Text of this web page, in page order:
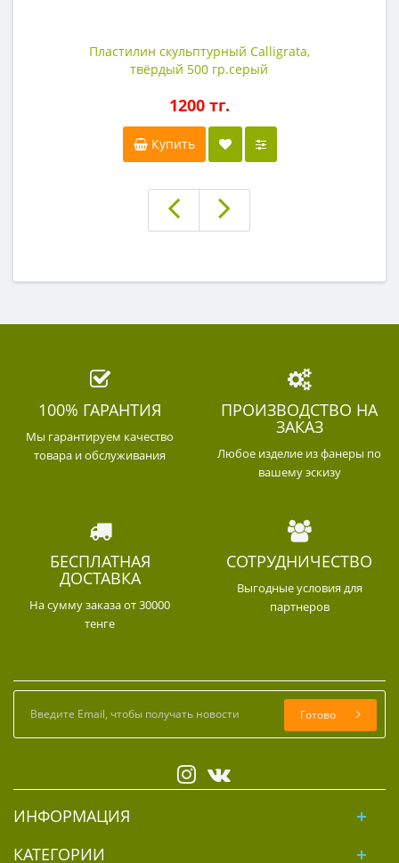
Пластилин скульптурный Calligrata,
твёрдый 500 гр.серый
1200 тг.
Купить
100% ГАРАНТИЯ
Мы гарантируем качество
товара и обслуживания
ПРОИЗВОДСТВО НА
ЗАКАЗ
Любое изделие из фанеры по
вашему эскизу
БЕСПЛАТНАЯ
ДОСТАВКА
На сумму заказа от 30000
тенге
СОТРУДНИЧЕСТВО
Выгодные условия для
партнеров
Готово
ИНФОРМАЦИЯ
КАТЕГОРИИ